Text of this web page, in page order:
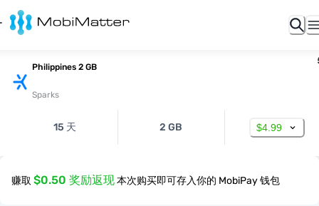
Philippines 2 GB
Sparks
15 天 2 GB $4.99
赚取 $0.50 奖励返现本次购买即可存入你的 MobiPay 钱包